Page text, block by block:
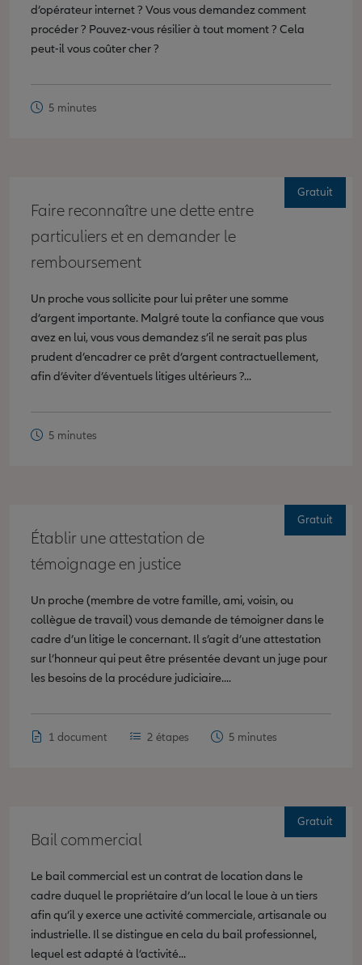
d’opérateur internet ? Vous vous demandez comment
procéder ? Pouvez-vous résilier à tout moment ? Cela
peut-il vous coûter cher ?
5 minutes
Faire reconnaître une dette entre
particuliers et en demander le
remboursement
Un proche vous sollicite pour lui prêter une somme
d’argent importante. Malgré toute la confiance que vous
avez en lui, vous vous demandez s’il ne serait pas plus
prudent d’encadrer ce prêt d’argent contractuellement,
afin d’éviter d’éventuels litiges ultérieurs ?...
5 minutes
Gratuit
Établir une attestation de
témoignage en justice
Un proche (membre de votre famille, ami, voisin, ou
collègue de travail) vous demande de témoigner dans le
cadre d’un litige le concernant. Il s’agit d’une attestation
sur l’honneur qui peut être présentée devant un juge pour
les besoins de la procédure judiciaire....
1 document 2 étapes 5 minutes
Gratuit
Bail commercial
Le bail commercial est un contrat de location dans le
cadre duquel le propriétaire d’un local le loue à un tiers
afin qu’il y exerce une activité commerciale, artisanale ou
industrielle. Il se distingue en cela du bail professionnel,
lequel est adapté à l’activité...
Gratuit